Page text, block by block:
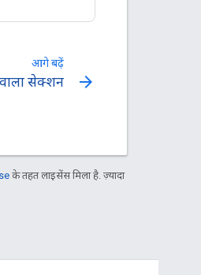
आगे बढ़ें
वाला सेक्शन arrow_forward
के तहत लाइसेंस मिला है. ज़्यादा